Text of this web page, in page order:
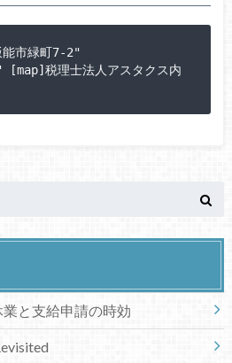
市緑町7-2"
税理士法人アスタクス内
と支給申請の時効